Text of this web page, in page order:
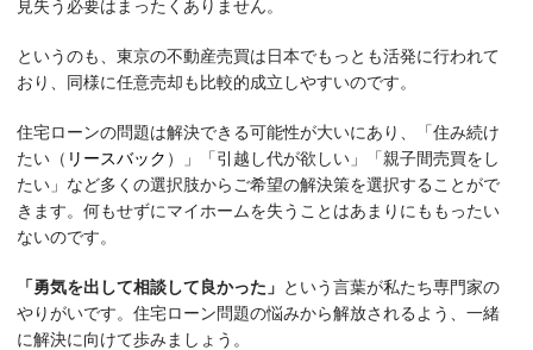
見失う必要はまったくありません。
というのも、東京の不動産売買は日本でもっとも活発に行われて
おり、同様に任意売却も比較的成立しやすいのです。
住宅ローンの問題は解決できる可能性が大いにあり、「住み続け
たい（ リースバック ）」「引越し代が欲しい」「親子間売買をし
たい」など多くの選択肢からご希望の解決策を選択することがで
きます。何もせずにマイホームを失うことはあまりにももったい
ないのです。
「勇気を出して相談して良かった」 という言葉が私たち専門家の
やりがいです。住宅ローン問題の悩みから解放されるよう、一緒
に解決に向けて歩みましょう。